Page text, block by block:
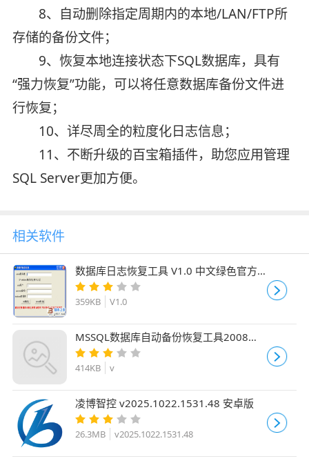
8、自动删除指定周期内的本地/LAN/FTP所
存储的备份文件；
9、恢复本地连接状态下SQL数据库，具有
“强力恢复”功能，可以将任意数据库备份文件进
行恢复；
10、详尽周全的粒度化日志信息；
11、不断升级的百宝箱插件，助您应用管理
SQL Server更加方便。
相关软件
数据库日志恢复工具 V1.0 中文绿色官方
免费版
359KB V1.0
MSSQL数据库自动备份恢复工具2008绿
色免费
414KB v
凌博智控 v2025.1022.1531.48 安卓版
26.3MB v2025.1022.1531.48